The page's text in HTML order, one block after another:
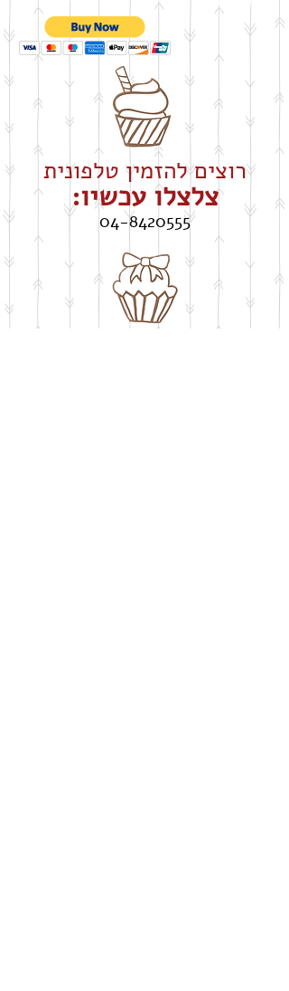
רוצים להזמין טלפונית
צלצלו עכשיו:
04-8420555